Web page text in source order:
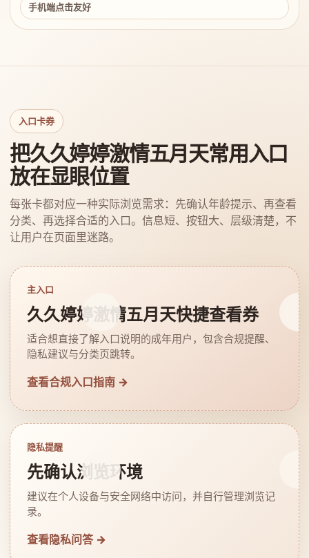
手机端点击友好
入口卡券
把久久婷婷激情五月天常用入口
放在显眼位置
每张卡都对应一种实际浏览需求：先确认年龄提示、再查看
分类、再选择合适的入口。信息短、按钮大、层级清楚，不
让用户在页面里迷路。
主入口
久久婷婷激情五月天快捷查看券
适合想直接了解入口说明的成年用户，包含合规提醒、
隐私建议与分类页跳转。
查看合规入口指南 →
隐私提醒
先确认浏览环境
建议在个人设备与安全网络中访问，并自行管理浏览记
录。
查看隐私问答 →